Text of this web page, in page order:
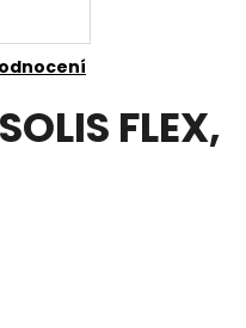
FLEX,